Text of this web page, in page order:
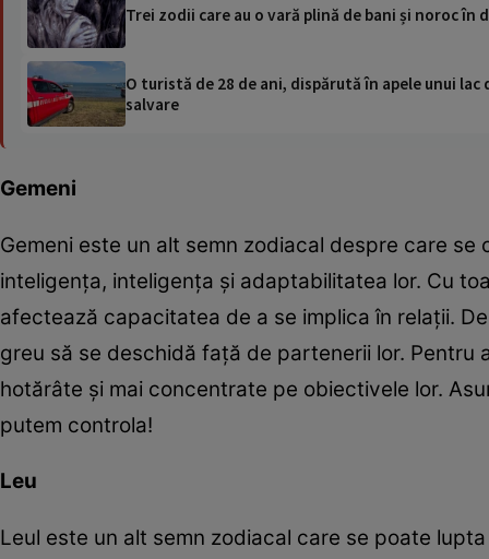
Trei zodii care au o vară plină de bani și noroc
O turistă de 28 de ani, dispărută în apele unui
salvare
Gemeni
Gemeni este un alt semn zodiacal despre care
inteligența, inteligența și adaptabilitatea lor. Cu
afectează capacitatea de a se implica în relații.
greu să se deschidă față de partenerii lor. Pentru
hotărâte și mai concentrate pe obiectivele lor.
putem controla!
Leu
Leul este un alt semn zodiacal care se poate